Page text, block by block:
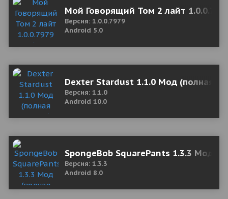
Мой Говорящий Том 2 лайт
Версия: 1.0.0.7979
Android 5.0
Dexter Stardust 1.1.0 Мод (полная
Версия: 1.1.0
Android 10.0
SpongeBob SquarePants 1.3.3 Мод
Версия: 1.3.3
Android 8.0